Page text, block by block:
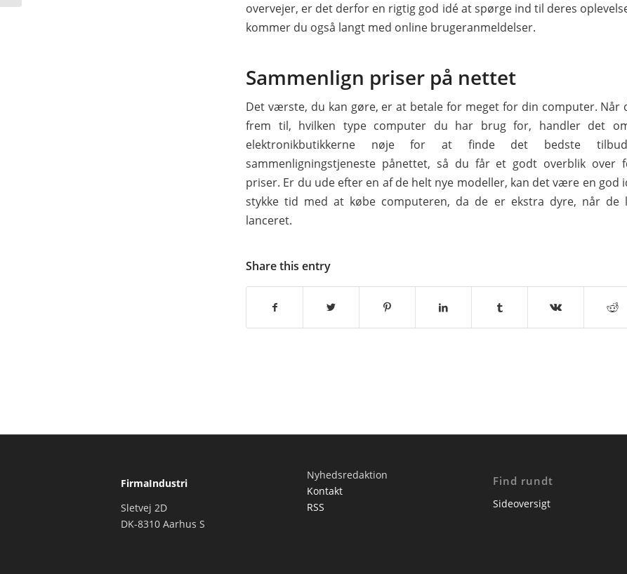
overvejer, er det derfor en rigtig god idé at spørge ind til deres
kommer du også langt med online brugeranmeldelser.
Sammenlign priser på nettet
Det værste, du kan gøre, er at betale for meget for din computer. Når
frem til, hvilken type computer du har brug for, handler det
elektronikbutikkerne nøje for at finde det bedste
sammenligningstjeneste pånettet, så du får et godt overblik over
priser. Er du ude efter en af de helt nye modeller, kan det være en god
stykke tid med at købe computeren, da de er ekstra dyre, når de
lanceret.
Share this entry
FirmaIndustri
Sletvej 2D
DK-8310 Aarhus S
Nyhedsredaktion
Kontakt
RSS
Find rundt
Sideoversigt